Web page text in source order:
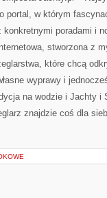
portal, w którym
konkretnymi poradami i
stworzona z
które chcą
wyprawy i
na wodzie i Jachty i
znajdzie coś dla